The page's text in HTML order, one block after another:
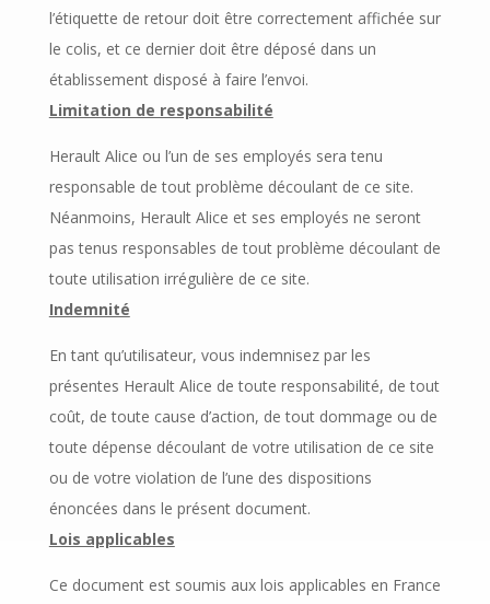
l’étiquette de retour doit être correctement affichée sur
le colis, et ce dernier doit être déposé dans un
établissement disposé à faire l’envoi.
Limitation de responsabilité
Herault Alice ou l’un de ses employés sera tenu
responsable de tout problème découlant de ce site.
Néanmoins, Herault Alice et ses employés ne seront
pas tenus responsables de tout problème découlant de
toute utilisation irrégulière de ce site.
Indemnité
En tant qu’utilisateur, vous indemnisez par les
présentes Herault Alice de toute responsabilité, de tout
coût, de toute cause d’action, de tout dommage ou de
toute dépense découlant de votre utilisation de ce site
ou de votre violation de l’une des dispositions
énoncées dans le présent document.
Lois applicables
Ce document est soumis aux lois applicables en France